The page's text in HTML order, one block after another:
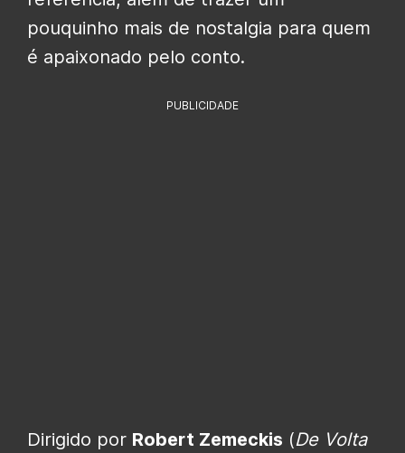
pouquinho mais de nostalgia para quem
é apaixonado pelo conto.
PUBLICIDADE
Dirigido por Robert Zemeckis (De Volta